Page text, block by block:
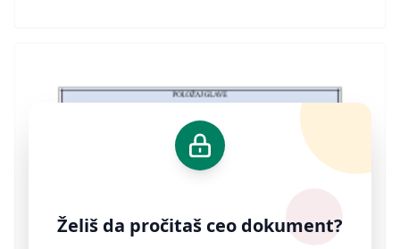
Želiš da pročitaš ceo dokument?